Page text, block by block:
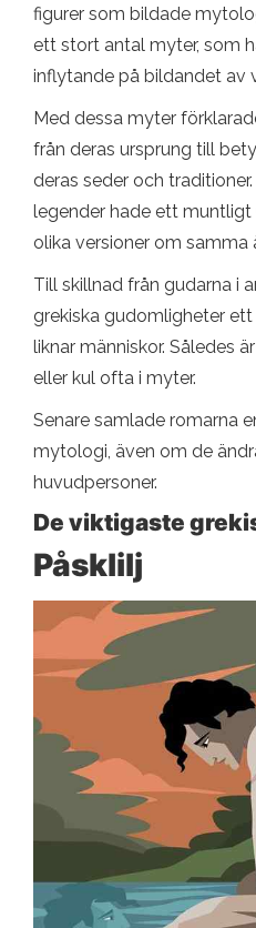
figurer som bildade
ett stort antal myter, som
inflytande på bildandet av
Med dessa myter
från deras ursprung till
deras seder och
legender hade ett muntligt
olika versioner om samma
Till skillnad från gudarna i
grekiska gudomligheter
liknar människor. Således
eller kul ofta i myter.
Senare samlade romarna
mytologi, även om de
huvudpersoner.
De viktigaste
Påsklilj